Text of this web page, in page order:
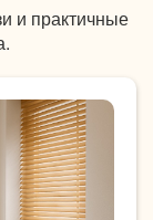
и практичные